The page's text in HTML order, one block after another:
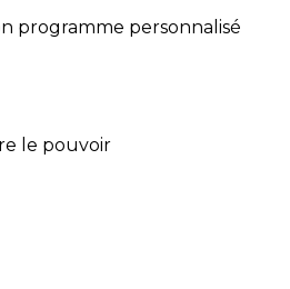
programme personnalisé
le pouvoir